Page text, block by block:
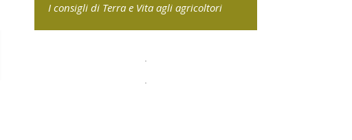
I consigli di Terra e Vita agli agricoltori